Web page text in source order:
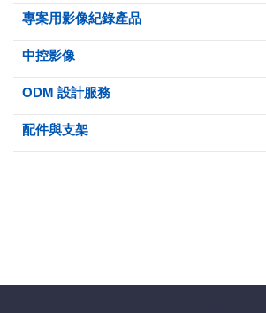
專案用影像紀錄產品
中控影像
ODM 設計服務
配件與支架